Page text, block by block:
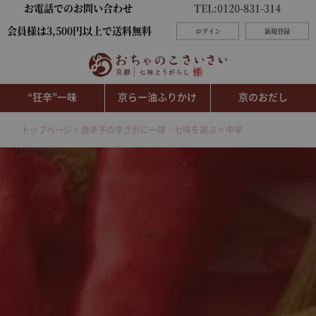
お電話でのお問い合わせ
TEL:0120-831-314
会員様は3,500円以上で送料無料
ログイン 新規登録
“狂辛”一味 京らー油ふりかけ 京のおだし
トップページ 唐辛子の辛さ別に一味・七味を選ぶ 中辛